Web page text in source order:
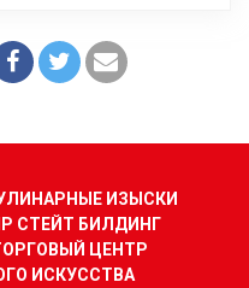
ИЗЫСКИ
СТЕЙТ БИЛДИНГ
ЦЕНТР
ИСКУССТВА